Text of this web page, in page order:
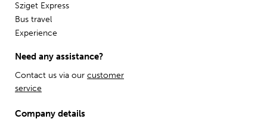
Sziget Express
Bus travel
Experience
Need any assistance?
Contact us via our customer
service
Company details